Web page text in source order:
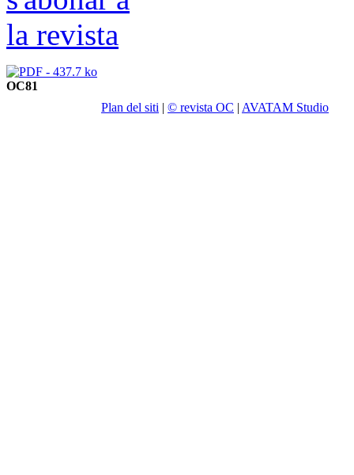
OC81
Plan del siti | © revista OC | AVATAM Studio